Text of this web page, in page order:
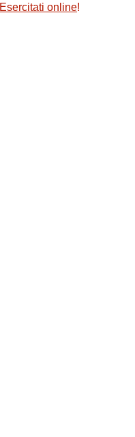
Esercitati online!